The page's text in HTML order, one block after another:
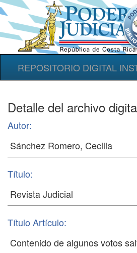
REPOSITORIO DIGITAL
Detalle del archivo
Autor:
Título:
Título Artículo: